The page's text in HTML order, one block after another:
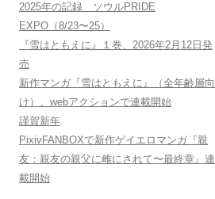
2025年の記録 ソウルPRIDE
EXPO（8/23〜25）
『雪はともえに』１巻、2026年2月12日発
売
新作マンガ『雪はともえに』（全年齢層向
け）、webアクションで連載開始
謹賀新年
PixivFANBOXで新作ゲイエロマンガ『親
友：親友の親父に雌にされて〜最終章』連
載開始